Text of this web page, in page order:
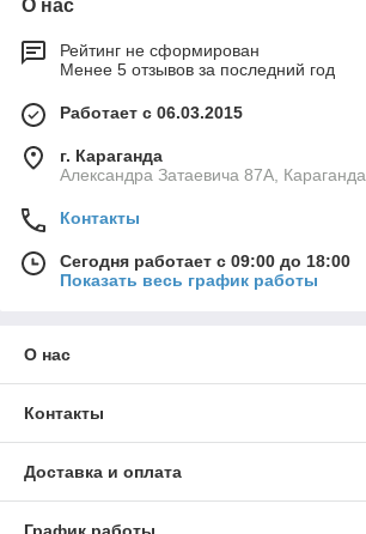
О нас
Рейтинг не сформирован
Менее 5 отзывов за последний год
Работает с 06.03.2015
г. Караганда
Александра Затаевича 87А,
Контакты
Сегодня работает с 09:00 до 18:00
Показать весь график работы
О нас
Контакты
Доставка и оплата